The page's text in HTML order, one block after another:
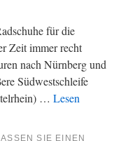
für die
Zeit immer recht
nach Nürnberg und
Südwestschleife
… Lesen
SIE EINEN